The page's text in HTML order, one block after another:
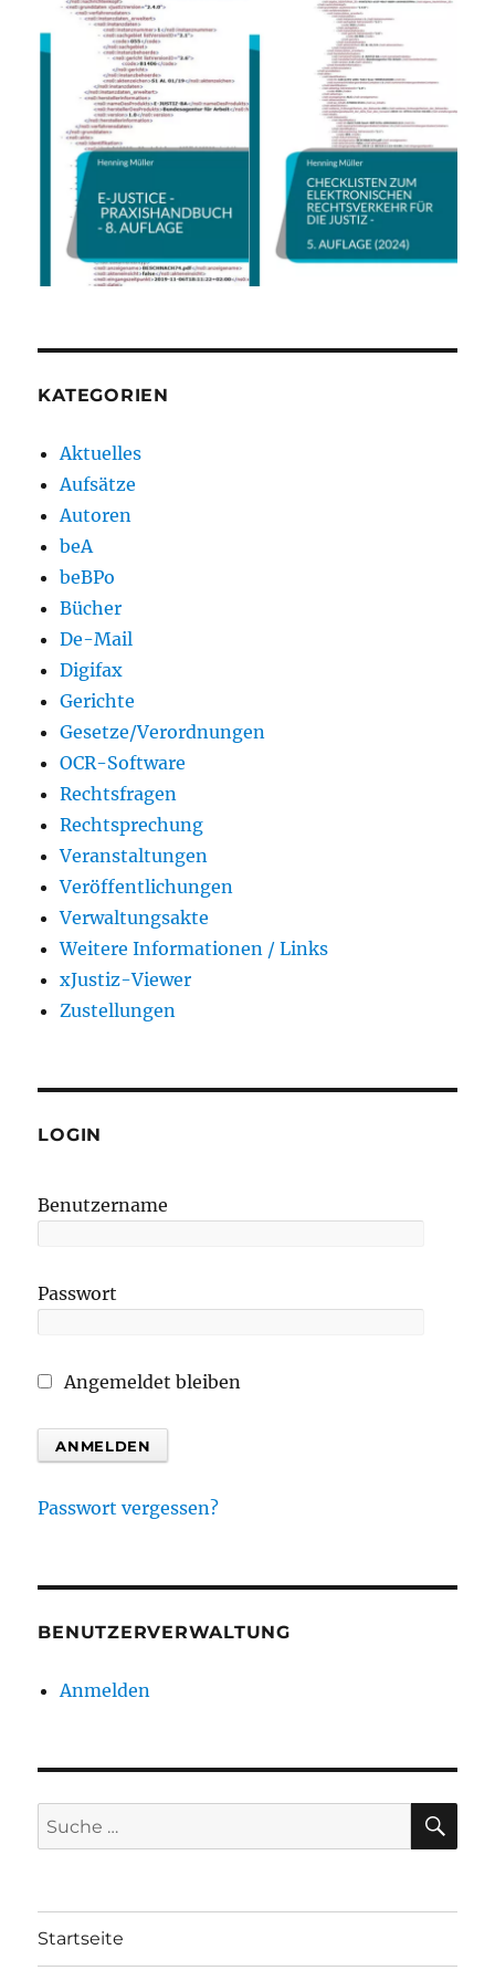
KATEGORIEN
Aktuelles
Aufsätze
Autoren
beA
beBPo
Bücher
De-Mail
Digifax
Gerichte
Gesetze/Verordnungen
OCR-Software
Rechtsfragen
Rechtsprechung
Veranstaltungen
Veröffentlichungen
Verwaltungsakte
Weitere Informationen / Links
xJustiz-Viewer
Zustellungen
LOGIN
Benutzername
Passwort
Angemeldet bleiben
Passwort vergessen?
BENUTZERVERWALTUNG
Anmelden
Suche
nach:
Startseite